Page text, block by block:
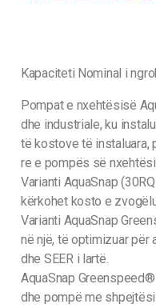
Kapaciteti Nominal i
Pompat e nxehtësisë
dhe industriale, ku
të kostove të instaluara,
re e pompës së
Varianti AquaSnap
kërkohet kosto e
Varianti AquaSnap
në një, të optimizuar për
dhe SEER i lartë.
AquaSnap
dhe pompë me